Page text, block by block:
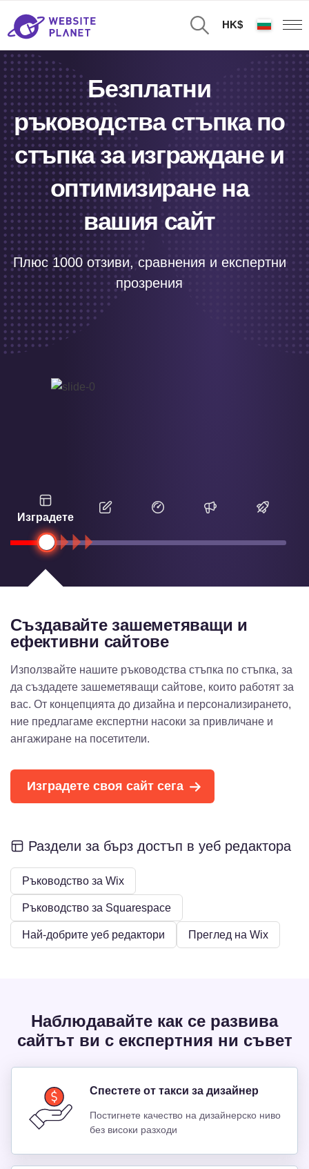
HK$
Безплатни
ръководства стъпка по
стъпка за изграждане и
оптимизиране на
вашия сайт
Плюс 1000 отзиви, сравнения и експертни
прозрения
Изградете
Създавайте зашеметяващи и
ефективни сайтове
Използвайте нашите ръководства стъпка по стъпка, за
да създадете зашеметяващи сайтове, които работят за
вас. От концепцията до дизайна и персонализирането,
ние предлагаме експертни насоки за привличане и
ангажиране на посетители.
Изградете своя сайт сега
Раздели за бърз достъп в уеб редактора
Ръководство за Wix
Ръководство за Squarespace
Най-добрите уеб редактори Преглед на Wix
Наблюдавайте как се развива
сайтът ви с експертния ни съвет
Спестете от такси за дизайнер
Постигнете качество на дизайнерско ниво
без високи разходи